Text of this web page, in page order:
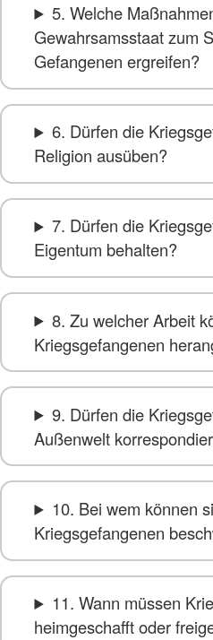
5. Welche
Gewahrsamsstaat zum
Gefangenen ergreifen?
6. Dürfen die
Religion ausüben?
7. Dürfen die
Eigentum behalten?
8. Zu welcher Arbeit
Kriegsgefangenen
9. Dürfen die
Außenwelt
10. Bei wem können
Kriegsgefangenen
11. Wann müssen
heimgeschafft oder